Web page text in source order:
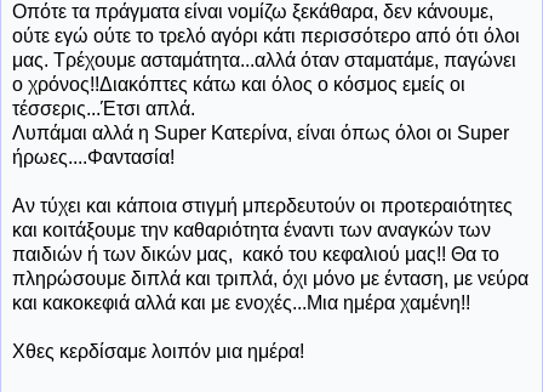
Οπότε τα πράγματα είναι νομίζω ξεκάθαρα, δεν κάνουμε,
ούτε εγώ ούτε το τρελό αγόρι κάτι περισσότερο από ότι όλοι
μας. Τρέχουμε ασταμάτητα...αλλά όταν σταματάμε, παγώνει
ο χρόνος!!Διακόπτες κάτω και όλος ο κόσμος εμείς οι
τέσσερις...Έτσι απλά.
Λυπάμαι αλλά η Super Κατερίνα, είναι όπως όλοι οι Super
ήρωες....Φαντασία!
Αν τύχει και κάποια στιγμή μπερδευτούν οι προτεραιότητες
και κοιτάξουμε την καθαριότητα έναντι των αναγκών των
παιδιών ή των δικών μας, κακό του κεφαλιού μας!! Θα το
πληρώσουμε διπλά και τριπλά, όχι μόνο με ένταση, με νεύρα
και κακοκεφιά αλλά και με ενοχές...Μια ημέρα χαμένη!!
Χθες κερδίσαμε λοιπόν μια ημέρα!